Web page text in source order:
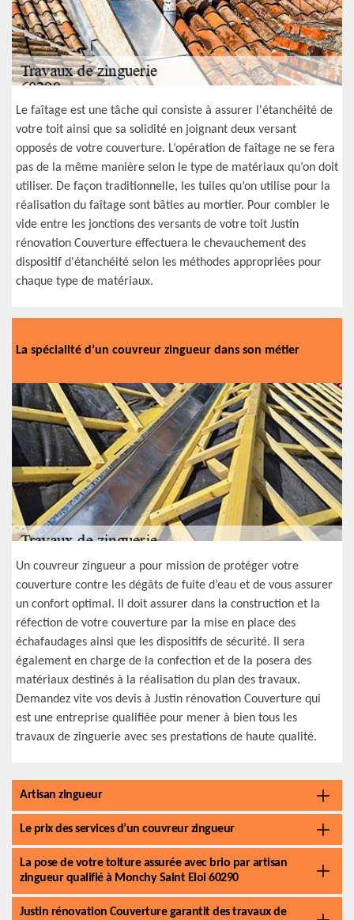
Le faîtage est une tâche qui consiste à assurer l'étanchéité de
votre toit ainsi que sa solidité en joignant deux versant
opposés de votre couverture. L’opération de faîtage ne se fera
pas de la même manière selon le type de matériaux qu’on doit
utiliser. De façon traditionnelle, les tuiles qu’on utilise pour la
réalisation du faîtage sont bâties au mortier. Pour combler le
vide entre les jonctions des versants de votre toit Justin
rénovation Couverture effectuera le chevauchement des
dispositif d'étanchéité selon les méthodes appropriées pour
chaque type de matériaux.
La spécialité d’un couvreur zingueur dans son métier
Un couvreur zingueur a pour mission de protéger votre
couverture contre les dégâts de fuite d’eau et de vous assurer
un confort optimal. Il doit assurer dans la construction et la
réfection de votre couverture par la mise en place des
échafaudages ainsi que les dispositifs de sécurité. Il sera
également en charge de la confection et de la posera des
matériaux destinés à la réalisation du plan des travaux.
Demandez vite vos devis à Justin rénovation Couverture qui
est une entreprise qualifiée pour mener à bien tous les
travaux de zinguerie avec ses prestations de haute qualité.
Artisan zingueur
Le prix des services d’un couvreur zingueur
La pose de votre toiture assurée avec brio par artisan
zingueur qualifié à Monchy Saint Eloi 60290
Justin rénovation Couverture garantit des travaux de